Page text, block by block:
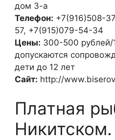
дом 3-а
Телефон: +7(916)508-
57, +7(915)079-54-34
Цены: 300-500 рублей/
допускаются
дети до 12 лет
Сайт: http://
Платная
Никитском.